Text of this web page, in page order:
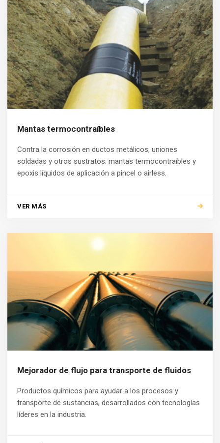
Mantas termocontraíbles
Contra la corrosión en ductos metálicos, uniones
soldadas y otros sustratos. mantas termocontraíbles y
epoxis líquidos de aplicación a pincel o airless.
VER MÁS
Mejorador de flujo para transporte de fluidos
Productos químicos para ayudar a los procesos y
transporte de sustancias, desarrollados con tecnologías
líderes en la industria.